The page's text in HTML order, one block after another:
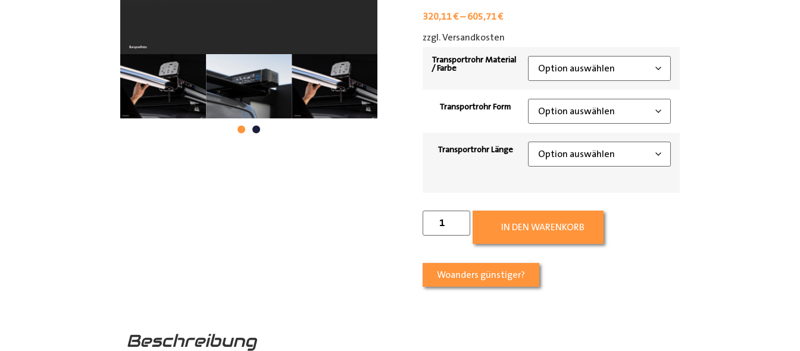
320,11€–605,71€
zzgl. Versandkosten
Transportrohr Material
/ Farbe
Transportrohr Form
Transportrohr Länge
IN DEN WARENKORB
Woanders günstiger?
Beschreibung